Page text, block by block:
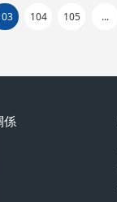
104 105 ...
係